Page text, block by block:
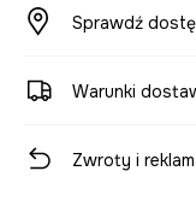
Sprawdź
Warunki
Zwroty i